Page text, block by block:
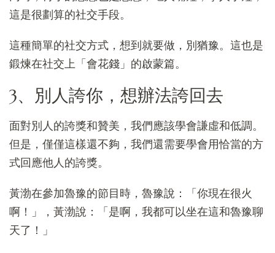
這是很劃算的社交手段。
這種簡單的社交方式，想到就要做，別猶豫。這也是
鍛煉在社交上「會花錢」的啟蒙篇。
3、別人誇你，想辦法誇回去
面對別人的誇獎和贊美，我們應該學會謙虛和低調。
但是，僅僅這樣還不夠，我們還需要學會用恰當的方
式回應他人的誇獎。
黃渤在參加魯豫的節目時，魯豫說：「你現在很火
啊！」，黃渤說：「是啊，我都可以坐在這和魯豫聊
天了！」